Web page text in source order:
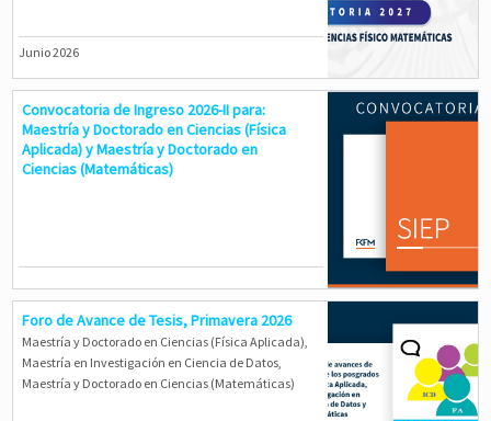
Junio 2026
Convocatoria de Ingreso 2026-II para:
Maestría y Doctorado en Ciencias (Física
Aplicada) y Maestría y Doctorado en
Ciencias (Matemáticas)
Foro de Avance de Tesis, Primavera 2026
Maestría y Doctorado en Ciencias (Física Aplicada),
Maestría en Investigación en Ciencia de Datos,
Maestría y Doctorado en Ciencias (Matemáticas)